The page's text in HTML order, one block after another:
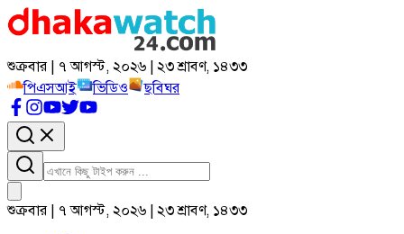
শুক্রবার | ৭ আগস্ট, ২০২৬ | ২৩ শ্রাবণ, ১৪৩৩
পিএসআই
ভিডিও ছবিঘর
শুক্রবার | ৭ আগস্ট, ২০২৬ | ২৩ শ্রাবণ, ১৪৩৩